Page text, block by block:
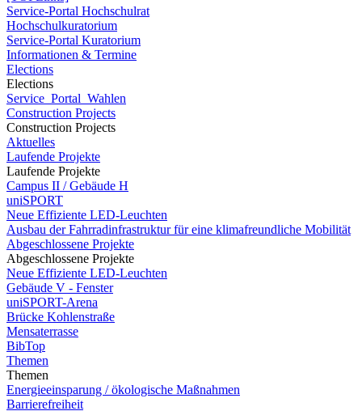
Service-Portal Hochschulrat
Hochschulkuratorium
Service-Portal Kuratorium
Informationen & Termine
Elections
Elections
Service_Portal_Wahlen
Construction Projects
Construction Projects
Aktuelles
Laufende Projekte
Laufende Projekte
Campus II / Gebäude H
uniSPORT
Neue Effiziente LED-Leuchten
Ausbau der Fahrradinfrastruktur für eine klimafreundliche Mobilität
Abgeschlossene Projekte
Abgeschlossene Projekte
Neue Effiziente LED-Leuchten
Gebäude V - Fenster
uniSPORT-Arena
Brücke Kohlenstraße
Mensaterrasse
BibTop
Themen
Themen
Energieeinsparung / ökologische Maßnahmen
Barrierefreiheit